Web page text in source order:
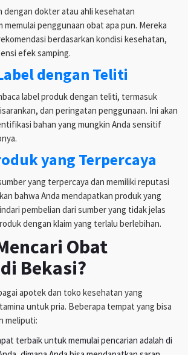
dengan dokter atau ahli kesehatan
penggunaan obat apa pun. Mereka
berdasarkan kondisi kesehatan,
efek samping.
dengan Teliti
label produk dengan teliti, termasuk
dan peringatan penggunaan. Ini akan
bahan yang mungkin Anda sensitif
yang Terpercaya
yang terpercaya dan memiliki reputasi
bahwa Anda mendapatkan produk yang
pembelian dari sumber yang tidak jelas
dengan klaim yang terlalu berlebihan.
Obat
Bekasi?
apotek dan toko kesehatan yang
untuk pria. Beberapa tempat yang bisa
meliputi:
terbaik untuk memulai pencarian adalah di